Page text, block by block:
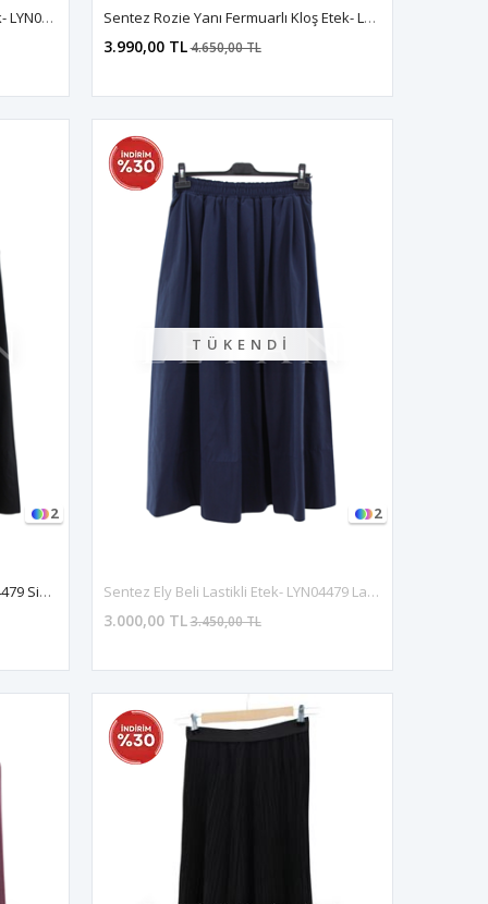
Sentez Nora Tensel Nervürlü Etek- LYN04604 Siyah Sentez Rozie Yanı Fermuarlı Kloş Etek- LYN04596 Siyah
3.990,00 TL4.650,00 TL
2
Sentez Ely Beli Lastikli Etek- LYN04479 Siyah
TÜKENDI
2
Sentez Ely Beli Lastikli Etek- LYN04479 Lacivert
3.000,00 TL3.450,00 TL